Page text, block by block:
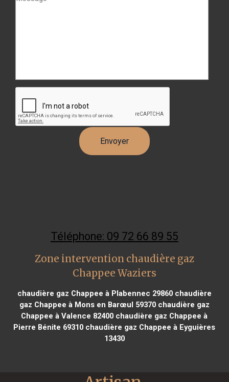
Téléphone: 09 72 66 89 55
Zone intervention chaudière gaz
Chappee Waziers
chaudière gaz Chappee à Plabennec 29860chaudière
gaz Chappee à Mons en Barœul 59370chaudière gaz
Chappee à Valence 82400 chaudière gaz Chappee à
Pierre Bénite 69310 chaudière gaz Chappee à Eyguières
13430